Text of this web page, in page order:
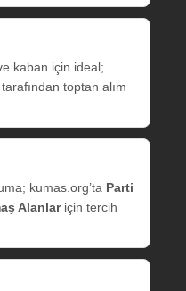
kaban için ideal;
toptan alım
kumas.org’ta Parti
Alanlariçin tercih